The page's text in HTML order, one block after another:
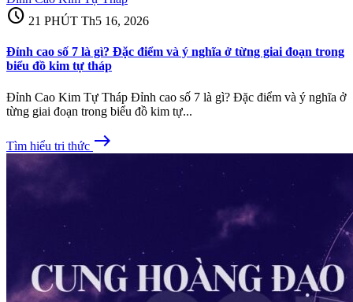
schedule 21 PHÚT Th5 16, 2026
Đỉnh cao số 7 là gì? Đặc điểm và ý nghĩa ở từng giai đoạn trong
biểu đồ kim tự tháp
Đỉnh Cao Kim Tự Tháp Đỉnh cao số 7 là gì? Đặc điểm và ý nghĩa ở
từng giai đoạn trong biểu đồ kim tự...
Tìm hiểu tri thức east